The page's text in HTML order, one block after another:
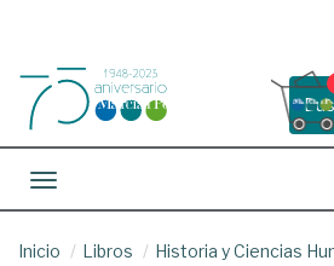
Toggle navigation
Inicio Libros Historia y Ciencias